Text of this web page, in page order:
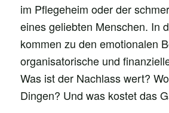
im Pflegeheim oder der
eines geliebten Menschen. In
kommen zu den emotionalen
organisatorische und
Was ist der Nachlass wert?
Dingen? Und was kostet das